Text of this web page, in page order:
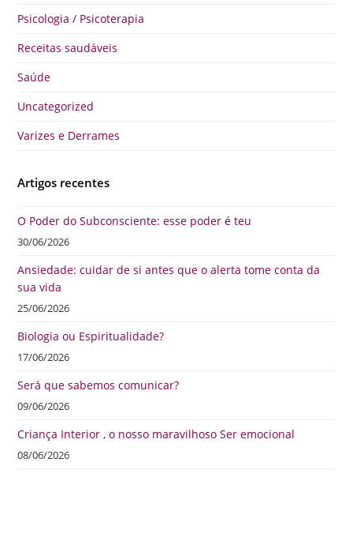
Psicologia / Psicoterapia
Receitas saudáveis
Saúde
Uncategorized
Varizes e Derrames
Artigos recentes
O Poder do Subconsciente: esse poder é teu
30/06/2026
Ansiedade: cuidar de si antes que o alerta tome conta da
sua vida
25/06/2026
Biologia ou Espiritualidade?
17/06/2026
Será que sabemos comunicar?
09/06/2026
Criança Interior , o nosso maravilhoso Ser emocional
08/06/2026